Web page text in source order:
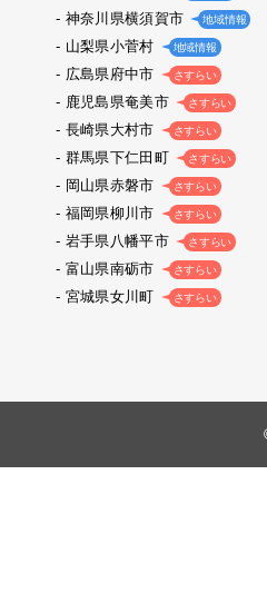
神奈川県横須賀市 地域情報
山梨県小菅村 地域情報
広島県府中市 さすらい
鹿児島県奄美市 さすらい
長崎県大村市 さすらい
群馬県下仁田町 さすらい
岡山県赤磐市 さすらい
福岡県柳川市 さすらい
岩手県八幡平市 さすらい
富山県南砺市 さすらい
宮城県女川町 さすらい